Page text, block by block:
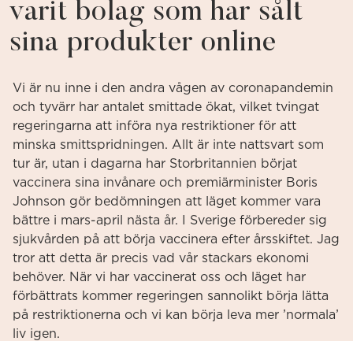
varit bolag som har sålt
sina produkter online
Vi är nu inne i den andra vågen av coronapandemin
och tyvärr har antalet smittade ökat, vilket tvingat
regeringarna att införa nya restriktioner för att
minska smittspridningen. Allt är inte nattsvart som
tur är, utan i dagarna har Storbritannien börjat
vaccinera sina invånare och premiärminister Boris
Johnson gör bedömningen att läget kommer vara
bättre i mars-april nästa år. I Sverige förbereder sig
sjukvården på att börja vaccinera efter årsskiftet. Jag
tror att detta är precis vad vår stackars ekonomi
behöver. När vi har vaccinerat oss och läget har
förbättrats kommer regeringen sannolikt börja lätta
på restriktionerna och vi kan börja leva mer ’normala’
liv igen.